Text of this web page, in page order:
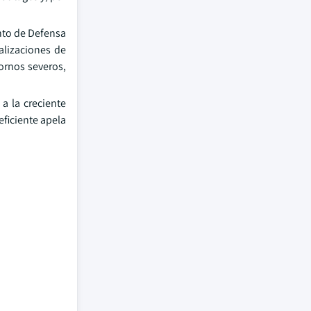
de Defensa
de
severos,
la creciente
apela